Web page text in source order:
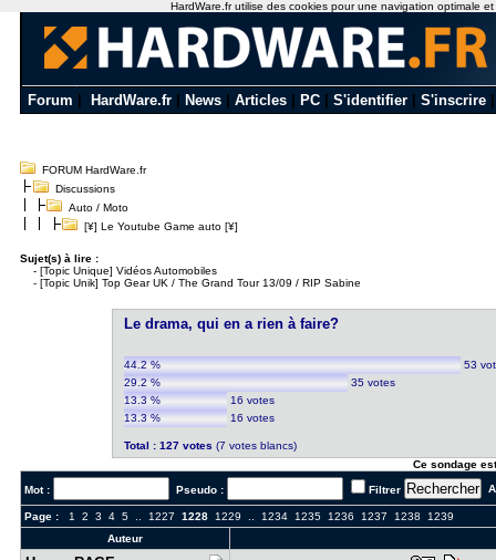
Forum HardWare.fr News Articles PC S'identifier S'inscrire
FORUM HardWare.fr
Discussions
Auto / Moto
[¥] Le Youtube Game auto [¥]
Sujet(s) à lire :
- [Topic Unique] Vidéos Automobiles
- [Topic Unik] Top Gear UK / The Grand Tour 13/09 / RIP Sabine
Le drama, qui en a rien à faire?
44.2 %
53
29.2 %
35 votes
13.3 %
16 votes
13.3 %
16 votes
Total : 127 votes (7 votes blancs)
Ce sondage
Mot : Pseudo : Filtrer
Page : 1 2 3 4 5.. 1227 1228 1229 1234 1235 1236 1237 1238
1239
Auteur
HardWare.fr utilise des cookies pour une navigation optimale